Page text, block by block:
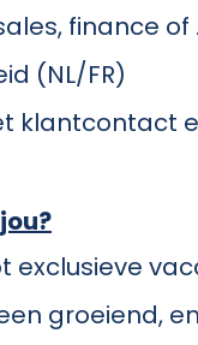
finance of
(NL/FR)
klantcontact
exclusieve
groeiend,